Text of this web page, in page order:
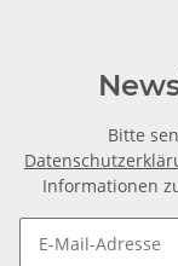
Bitte
Informationen